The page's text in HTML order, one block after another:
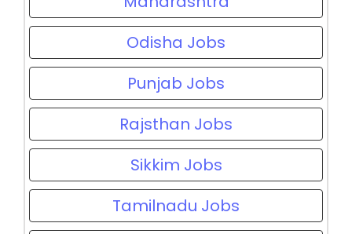
Odisha Jobs
Punjab Jobs
Rajsthan Jobs
Sikkim Jobs
Tamilnadu Jobs